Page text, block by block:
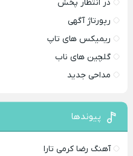
در انتظار پخش
رپورتاژ آگهی
ریمیکس های تاپ
گلچین های ناب
مداحی جدید
پیوندها
آهنگ رضا کرمی تارا